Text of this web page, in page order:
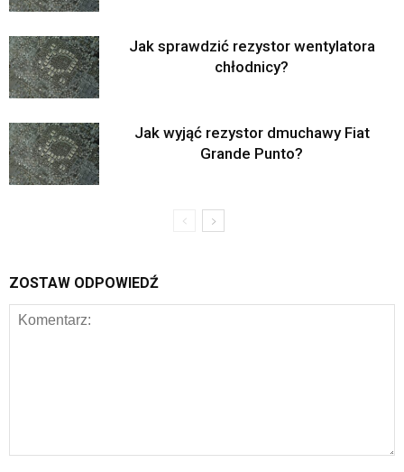
Jak sprawdzić rezystor wentylatora
chłodnicy?
Jak wyjąć rezystor dmuchawy Fiat
Grande Punto?
ZOSTAW ODPOWIEDŹ